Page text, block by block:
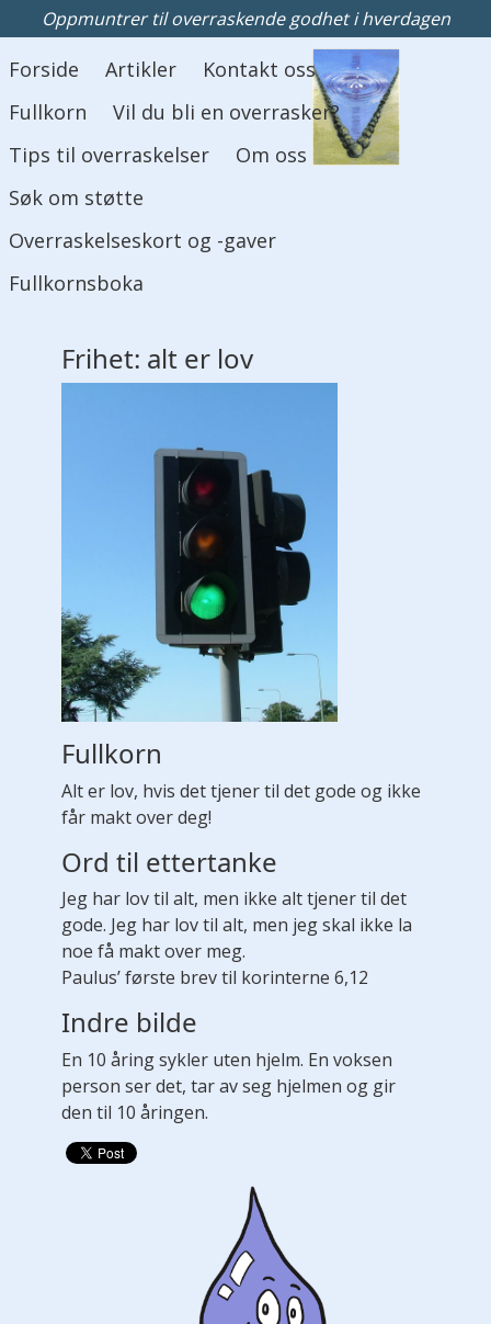
Oppmuntrer til overraskende godhet i hverdagen
Hovedmeny
Forside Artikler
Kontakt oss
Fullkorn
Vil du bli en overrasker?
Tips til overraskelser
Om oss
Søk om støtte
Overraskelseskort og -gaver
Fullkornsboka
Frihet: alt er lov
Fullkorn
Alt er lov, hvis det tjener til det gode og ikke
får makt over deg!
Ord til ettertanke
Jeg har lov til alt, men ikke alt tjener til det
gode. Jeg har lov til alt, men jeg skal ikke la
noe få makt over meg.
Paulus’ første brev til korinterne 6,12
Indre bilde
En 10 åring sykler uten hjelm. En voksen
person ser det, tar av seg hjelmen og gir
den til 10 åringen.